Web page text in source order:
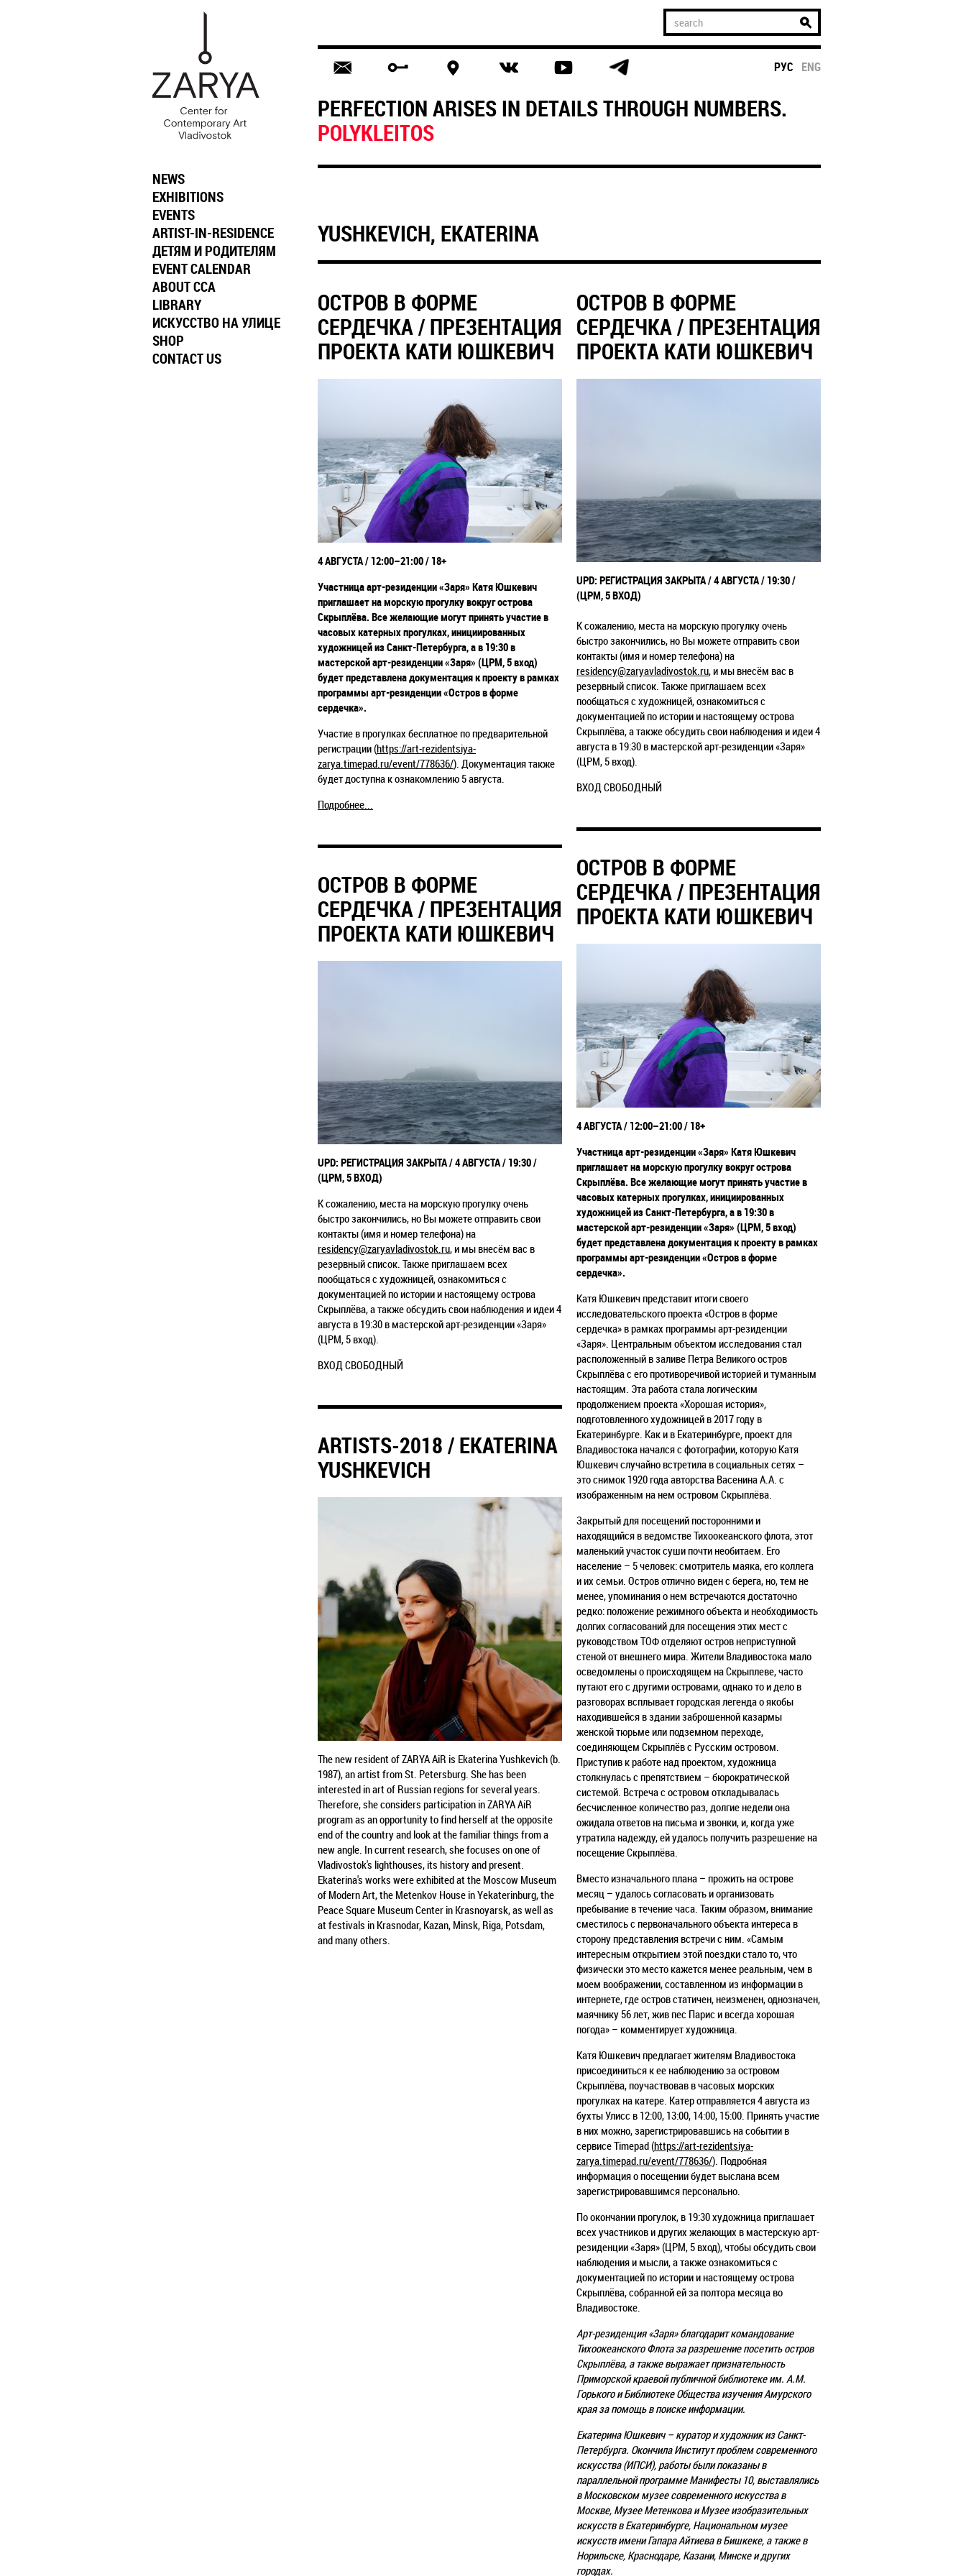
РУС ENG
PERFECTION ARISES IN DETAILS THROUGH NUMBERS.
POLYKLEITOS
YUSHKEVICH, EKATERINA
ОСТРОВ В ФОРМЕ
СЕРДЕЧКА / ПРЕЗЕНТАЦИЯ
ПРОЕКТА КАТИ ЮШКЕВИЧ
4 АВГУСТА / 12:00–21:00 / 18+
Участница арт-резиденции«Заря» Катя Юшкевич
приглашает на морскуюпрогулку вокруг острова
Скрыплёва. Все желающие могут принять участие в
часовых катерныхпрогулках, инициированных
художницей из Санкт-Петербурга, а в 19:30 в
мастерской арт-резиденции «Заря» (ЦРМ, 5 вход)
будет представлена документация к проекту в рамках
программы арт-резиденции «Остров в форме
сердечка».
Участие в прогулках бесплатное попредварительной
регистрации (https://art-rezidentsiya-
zarya.timepad.ru/event/778636/). Документация также
будетдоступна к ознакомлению 5 августа.
Подробнее...
ОСТРОВ В ФОРМЕ
СЕРДЕЧКА / ПРЕЗЕНТАЦИЯ
ПРОЕКТА КАТИ ЮШКЕВИЧ
UPD: РЕГИСТРАЦИЯ ЗАКРЫТА / 4 АВГУСТА / 19:30 /
(ЦРМ, 5 ВХОД)
К сожалению, места на морскую прогулку очень
быстро закончились, но Вы можете отправить свои
контакты (имя и номер телефона) на
residency@zaryavladivostok.ru, и мы внесём вас в
резервный список. Также приглашаем всех
пообщаться с художницей, ознакомиться с
документацией по истории и настоящему острова
Скрыплёва, а также обсудить свои наблюдения и идеи 4
августа в 19:30 в мастерской арт-резиденции «Заря»
(ЦРМ, 5 вход).
ВХОД СВОБОДНЫЙ
ARTISTS-2018 / EKATERINA
YUSHKEVICH
The new resident of ZARYA AiR is Ekaterina Yushkevich (b.
1987), an artist from St. Petersburg. She has been
interested in art of Russian regions for several years.
Therefore, she considers participation in ZARYA AiR
program as an opportunity to find herself at the opposite
end of the country and look at the familiar things from a
new angle. In current research, she focuses on one of
Vladivostok's lighthouses, its history and present.
Ekaterina's works were exhibited at the Moscow Museum
of Modern Art, the Metenkov House in Yekaterinburg, the
Peace Square Museum Center in Krasnoyarsk, as well as
at festivals in Krasnodar, Kazan, Minsk, Riga, Potsdam,
and many others.
ОСТРОВ В ФОРМЕ
СЕРДЕЧКА / ПРЕЗЕНТАЦИЯ
ПРОЕКТА КАТИ ЮШКЕВИЧ
UPD: РЕГИСТРАЦИЯ ЗАКРЫТА / 4 АВГУСТА / 19:30 /
(ЦРМ, 5 ВХОД)
К сожалению, места на морскую прогулку очень
быстро закончились, но Вы можете отправить свои
контакты (имя и номер телефона) на
residency@zaryavladivostok.ru, и мы внесём вас в
резервный список. Также приглашаем всех
пообщаться с художницей, ознакомиться с
документацией по истории и настоящему острова
Скрыплёва, а также обсудить свои наблюдения и идеи 4
августа в 19:30 в мастерской арт-резиденции «Заря»
(ЦРМ, 5 вход).
ВХОД СВОБОДНЫЙ
ОСТРОВ В ФОРМЕ
СЕРДЕЧКА / ПРЕЗЕНТАЦИЯ
ПРОЕКТА КАТИ ЮШКЕВИЧ
4 АВГУСТА / 12:00–21:00 / 18+
Участница арт-резиденции«Заря» Катя Юшкевич
приглашает на морскуюпрогулку вокруг острова
Скрыплёва. Все желающие могут принять участие в
часовых катерных прогулках, инициированных
художницей из Санкт-Петербурга, а в 19:30 в
мастерской арт-резиденции «Заря» (ЦРМ, 5 вход)
будет представлена документация к проекту в рамках
программы арт-резиденции «Остров в форме
сердечка».
Катя Юшкевич представит итоги своего
исследовательского проекта «Остров в форме
сердечка» врамках программы арт-резиденции
«Заря». Центральным объектом исследования стал
расположенный в заливе Петра Великого остров
Скрыплёва с его противоречивой историей итуманным
настоящим. Эта работа стала логическим
продолжением проекта «Хорошая история»,
подготовленного художницей в 2017 году в
Екатеринбурге. Как и в Екатеринбурге, проект для
Владивостока начался с фотографии, которую Катя
Юшкевич случайно встретила в социальных сетях –
это снимок 1920 года авторства Васенина А.А. с
изображенным на нем островом Скрыплёва.
Закрытый для посещений посторонними и
находящийся в ведомстве Тихоокеанского флота, этот
маленький участок суши почти необитаем. Его
население – 5 человек: смотритель маяка, его коллега
и их семьи. Остров отлично виден с берега, но, тем не
менее, упоминания о нем встречаются достаточно
редко: положение режимного объекта и необходимость
долгих согласований для посещения этих мест с
руководством ТОФ отделяют остров неприступной
стеной от внешнего мира. Жители Владивостока мало
осведомлены о происходящем наСкрыплеве, часто
путают его с другими островами, однако то и дело в
разговорах всплываетгородская легенда о якобы
находившейся в здании заброшенной казармы
женской тюрьме илиподземном переходе,
соединяющем Скрыплёв с Русским островом.
Приступив к работе над проектом, художница
столкнулась с препятствием – бюрократической
системой. Встреча с островом откладывалась
бесчисленное количество раз, долгие недели она
ожидала ответов на письма и звонки, и, когда уже
утратила надежду, ей удалось получитьразрешение на
посещение Скрыплёва.
Вместо изначального плана – прожить на острове
месяц – удалось согласовать и организовать
пребывание в течение часа. Таким образом, внимание
сместилось с первоначального объектаинтереса в
сторону представления встречи с ним. «Самым
интересным открытием этой поездки стало то, что
физически это место кажется менеереальным, чем в
моем воображении, составленном из информации в
интернете, где островстатичен, неизменен, однозначен,
маячнику 56 лет, жив пес Парис и всегда хорошая
погода» – комментирует художница.
Катя Юшкевич предлагает жителям Владивостока
присоединиться к ее наблюдению за островом
Скрыплёва, поучаствовав в часовых морских
прогулках на катере. Катер отправляется 4 августа из
бухты Улисс в 12:00, 13:00, 14:00, 15:00. Принять участие
в них можно, зарегистрировавшись насобытии в
сервисе Timepad (https://art-rezidentsiya-
zarya.timepad.ru/event/778636/). Подробная
информация о посещении будет выслана всем
зарегистрировавшимся персонально.
По окончании прогулок, в 19:30 художница приглашает
всех участников и других желающих в мастерскую арт-
резиденции «Заря» (ЦРМ, 5 вход), чтобы обсудить свои
наблюдения и мысли, атакже ознакомиться с
документацией по истории и настоящему острова
Скрыплёва, собранной ейза полтора месяца во
Владивостоке.
Арт-резиденция «Заря» благодарит командование
Тихоокеанского Флота за разрешениепосетить остров
Скрыплёва, а также выражает признательность
Приморской краевойпубличной библиотеке им. А.М.
Горького и Библиотеке Общества изучения Амурского
краяза помощь в поиске информации.
Екатерина Юшкевич – куратор и художник из Санкт-
Петербурга. ОкончилаИнститут проблем современного
искусства (ИПСИ), работы были показаны в
параллельнойпрограмме Манифесты 10, выставлялись
в Московском музее современного искусства в
Москве, Музее Метенкова и Музее изобразительных
искусств в Екатеринбурге, Национальноммузее
искусств имени Гапара Айтиева в Бишкеке, а также в
Норильске, Краснодаре, Казани, Минске и других
городах.
NEWS
EXHIBITIONS
EVENTS
ARTIST-IN-RESIDENCE
ДЕТЯМ И РОДИТЕЛЯМ
EVENT CALENDAR
ABOUT CCA
LIBRARY
ИСКУССТВО НА УЛИЦЕ
SHOP
CONTACT US